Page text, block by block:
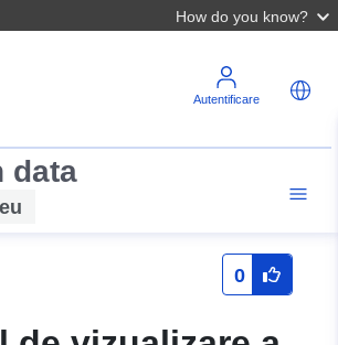
How do you know?
Autentificare
data
0